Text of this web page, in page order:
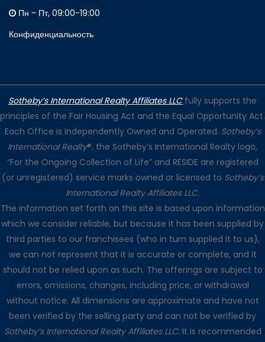
Пн - Пт, 09:00-19:00
Конфиденциальность
Sotheby’s International Realty Affiliates LLC fully supports the
principles of the Fair Housing Act and the Equal Opportunity Act.
Each Office is Independently Owned and Operated. Sotheby’s
International Realty®, the Sotheby’s International Realty logo,
“For the Ongoing Collection of Life” and RESIDE are registered
(or unregistered) service marks owned or licensed to Sotheby’s
International Realty Affiliates LLC.
The information set forth on this site is based upon information
which we consider reliable, but because it has been supplied by
third parties to our franchisees (who in turn supplied it to us),
we can not represent that it is accurate or complete, and it
should not be relied upon as such. The offerings are subject to
errors, omissions, changes, including price, or withdrawal
without notice. All dimensions are approximate and have not
been verified by the selling party and can not be verified by
Sotheby’s International Realty Affiliates LLC. It is recommended